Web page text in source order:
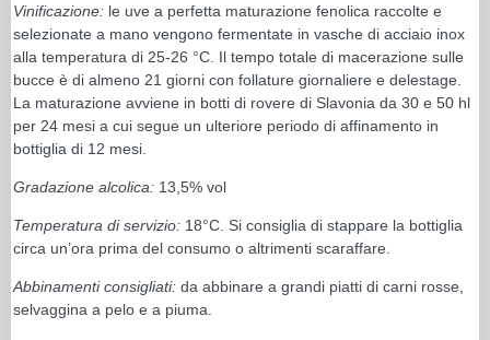
Vinificazione: le uve a perfetta maturazione fenolica raccolte e
selezionate a mano vengono fermentate in vasche di acciaio inox
alla temperatura di 25-26 °C. Il tempo totale di macerazione sulle
bucce è di almeno 21 giorni con follature giornaliere e delestage.
La maturazione avviene in botti di rovere di Slavonia da 30 e 50 hl
per 24 mesi a cui segue un ulteriore periodo di affinamento in
bottiglia di 12 mesi.
Gradazione alcolica: 13,5% vol
Temperatura di servizio: 18°C. Si consiglia di stappare la bottiglia
circa un’ora prima del consumo o altrimenti scaraffare.
Abbinamenti consigliati: da abbinare a grandi piatti di carni rosse,
selvaggina a pelo e a piuma.